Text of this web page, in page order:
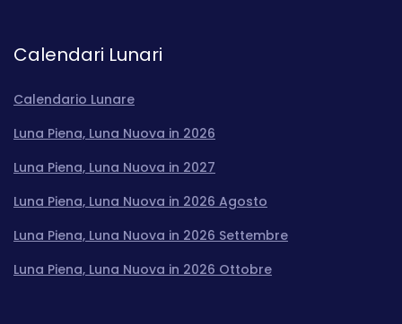
Calendari Lunari
Calendario Lunare
Luna Piena, Luna Nuova in 2026
Luna Piena, Luna Nuova in 2027
Luna Piena, Luna Nuova in 2026 Agosto
Luna Piena, Luna Nuova in 2026 Settembre
Luna Piena, Luna Nuova in 2026 Ottobre